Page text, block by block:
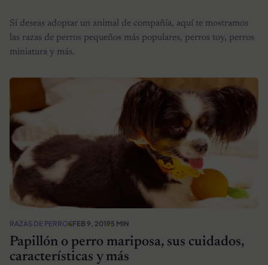
Si deseas adoptar un animal de compañía, aquí te mostramos
las razas de perros pequeños más populares, perros toy, perros
miniatura y más.
RAZAS DE PERROSFEB 9, 20195 MIN
Papillón o perro mariposa, sus cuidados,
características y más